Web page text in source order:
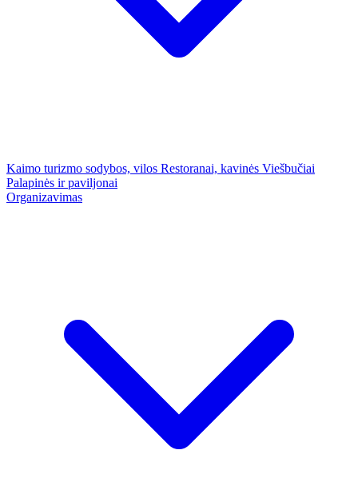
Kaimo turizmo sodybos, vilos Restoranai, kavinės Viešbučiai
Palapinės ir paviljonai
Organizavimas